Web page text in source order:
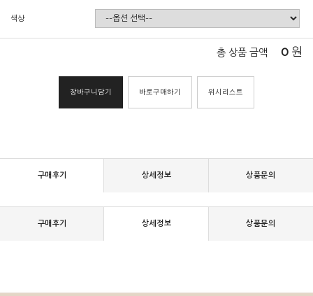
색상
총 상품 금액 0 원
장바구니담기 바로구매하기 위시리스트
구매후기 상세정보 상품문의
구매후기 상세정보 상품문의